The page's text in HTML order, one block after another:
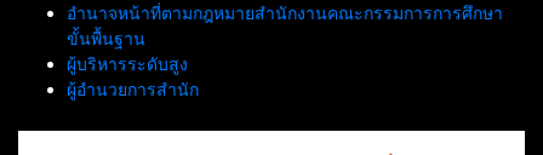
อำนาจหน้าที่ตามกฎหมายสำนักงานคณะกรรมการการศึกษา
ขั้นพื้นฐาน
ผู้บริหารระดับสูง
ผู้อำนวยการสำนัก